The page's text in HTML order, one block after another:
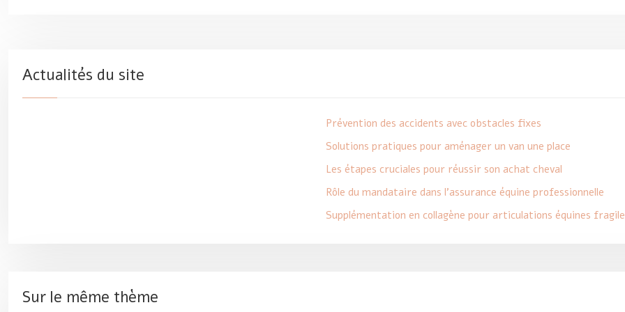
Actualités du site
Prévention des accidents avec obstacles fixes
Solutions pratiques pour aménager un van une place
Les étapes cruciales pour réussir son achat cheval
Rôle du mandataire dans l’assurance équine professionnelle
Supplémentation en collagène pour articulations équines
Sur le même thème